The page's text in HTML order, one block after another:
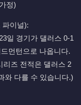
정)
파이널):
일 경기가 댈러스 0-1
먼턴으로 나옵니다.
리즈 전적은 댈러스 2
와 다를 수 있습니다.)